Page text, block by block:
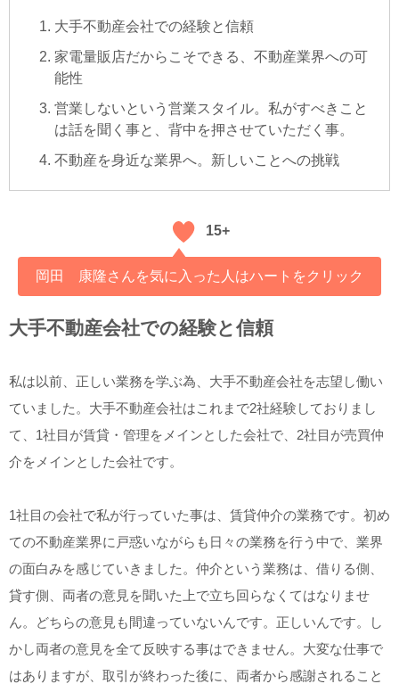
大手不動産会社での経験と信頼
家電量販店だからこそできる、不動産業界への可
能性
営業しないという営業スタイル。私がすべきこと
は話を聞く事と、背中を押させていただく事。
不動産を身近な業界へ。新しいことへの挑戦
15+
岡田 康隆さんを気に入った人はハートをクリック
大手不動産会社での経験と信頼
私は以前、正しい業務を学ぶ為、大手不動産会社を志望し働い
ていました。大手不動産会社はこれまで2社経験しておりまし
て、1社目が賃貸・管理をメインとした会社で、2社目が売買仲
介をメインとした会社です。
1社目の会社で私が行っていた事は、賃貸仲介の業務です。初め
ての不動産業界に戸惑いながらも日々の業務を行う中で、業界
の面白みを感じていきました。仲介という業務は、借りる側、
貸す側、両者の意見を聞いた上で立ち回らなくてはなりませ
ん。どちらの意見も間違っていないんです。正しいんです。し
かし両者の意見を全て反映する事はできません。大変な仕事で
はありますが、取引が終わった後に、両者から感謝されること